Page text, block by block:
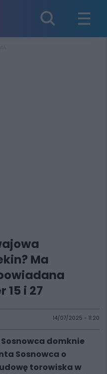
Ma
15 i 27
14/07/2025 - 11:20
domknie
Sosnowca o
torowiska w